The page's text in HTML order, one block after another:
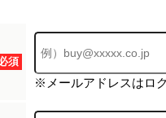
須
※メールアドレスはロ